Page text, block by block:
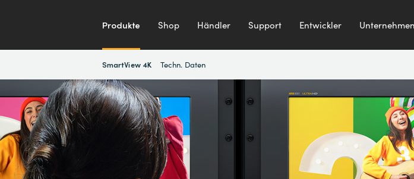
Produkte Shop Händler Support Entwickler Unternehmen
SmartView 4K Techn. Daten